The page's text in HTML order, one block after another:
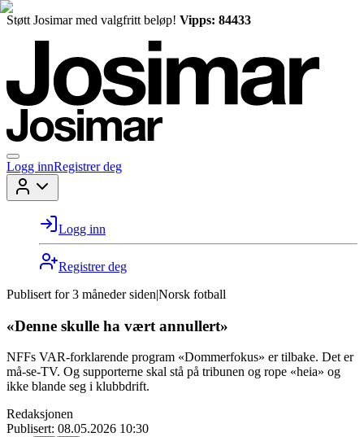
Støtt Josimar med valgfritt beløp! Vipps: 84433
Logg innRegistrer deg
Logg inn
Registrer deg
Publisert for 3 måneder siden|Norsk fotball
«Denne skulle ha vært annullert»
NFFs VAR-forklarende program «Dommerfokus» er tilbake. Det er
må-se-TV. Og supporterne skal stå på tribunen og rope «heia» og
ikke blande seg i klubbdrift.
Redaksjonen
Publisert: 08.05.2026 10:30